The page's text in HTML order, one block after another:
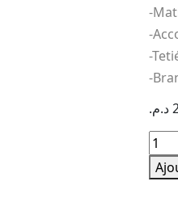
-
-
-
-
د.م.
de